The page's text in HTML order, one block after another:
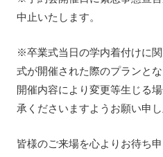
中止いたします。
※卒業式当日の学内着付けに
式が開催された際のプランと
開催内容により変更等生じる
承くださいますようお願い申し
皆様のご来場を心よりお待ち申